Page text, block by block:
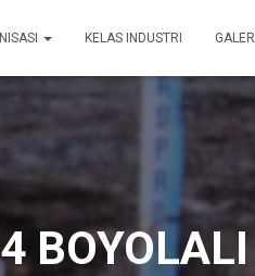
KELAS INDUSTRI GALERI
BOYOLALI